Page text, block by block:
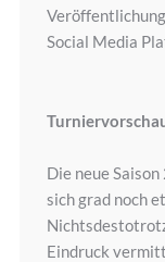
Social Media
Die neue
sich grad noch
Eindruck